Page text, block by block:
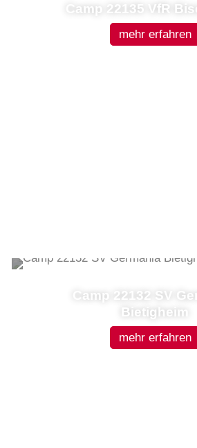
Camp 22135 VfR
mehr erfahren
Camp 22132 SV
Bietigheim
mehr erfahren